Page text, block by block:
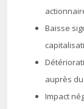
Baisse
auprès
Impact